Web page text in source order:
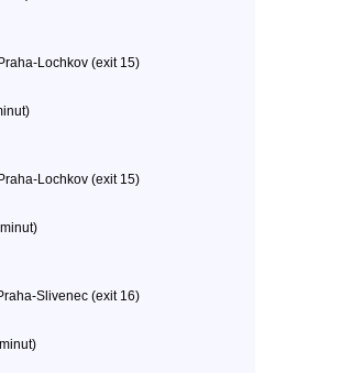
Lochkov (exit 15)
Lochkov (exit 15)
Slivenec (exit 16)